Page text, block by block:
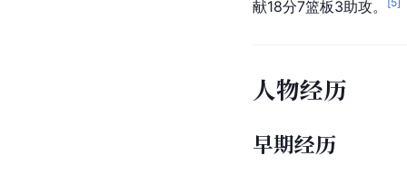
献18分7篮板3助攻。
人物经历
早期经历